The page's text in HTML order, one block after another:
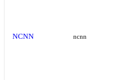
NCNN ncnn